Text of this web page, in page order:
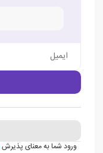
ایمیل
ورود شما به معنای پذیرش